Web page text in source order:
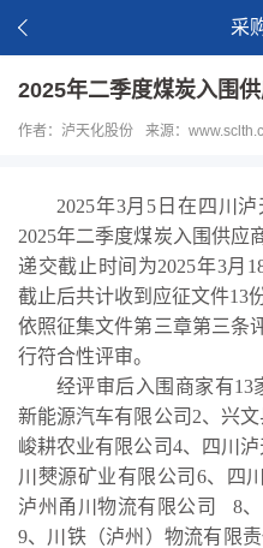
采
2025年二季度煤炭入围
作者：泸天化股份 来源：
2025年3月 5 日在四川
2025年二季度煤炭入围供应
递交截止时间为2025年3月
截止后共计收到应征文件13
依照征集文件第三章第三条
行符合性评审。
经评审后 入围商家有13
新能源汽车有限公司2、兴
峻耕农业有限公司4、四川
川僰源矿业有限公司6、四
泸州甬川物流有限公司 8
9、川铁（泸州）物流有限